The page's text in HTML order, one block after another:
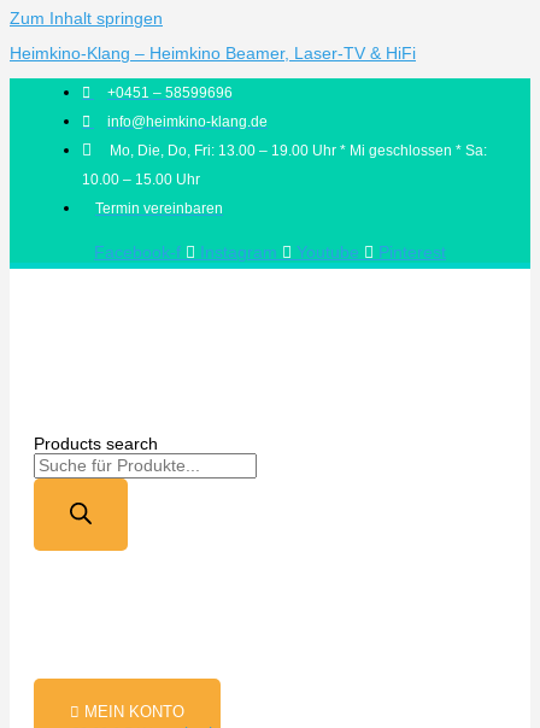
Zum Inhalt springen
Heimkino-Klang – Heimkino Beamer, Laser-TV & HiFi
+0451 – 58599696
info@heimkino-klang.de
Mo, Die, Do, Fri: 13.00 – 19.00 Uhr * Mi geschlossen * Sa:
10.00 – 15.00 Uhr
Termin vereinbaren
Facebook-f Instagram Youtube Pinterest
Products search
MEIN KONTO